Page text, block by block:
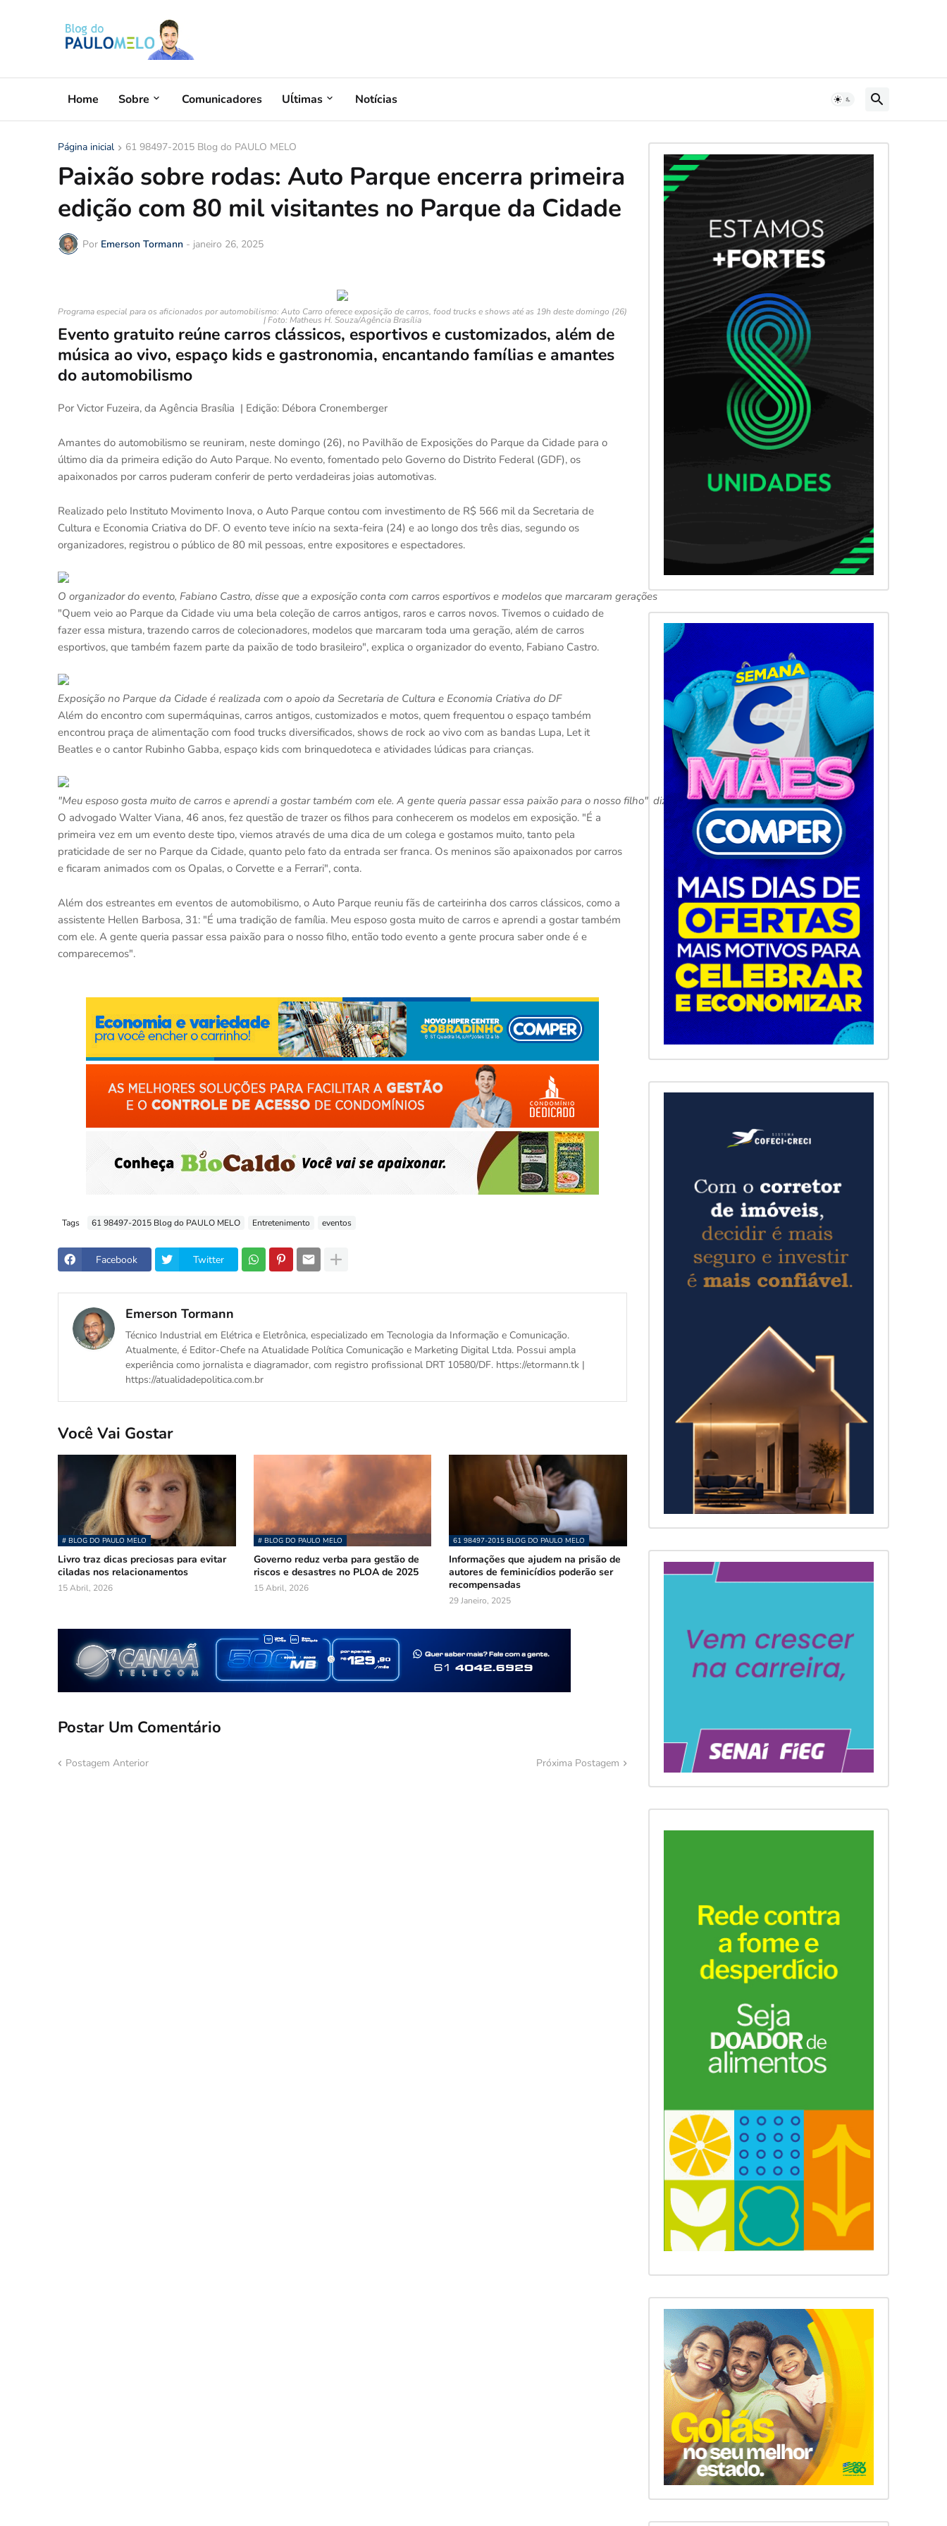
Home Sobre Comunicadores Uĺtimas Notícias
Página inicial 61 98497-2015 Blog do PAULO MELO
Paixão sobre rodas: Auto Parque encerra primeira
edição com 80 mil visitantes no Parque da Cidade
Por Emerson Tormann - janeiro 26, 2025
Programa especial para os aficionados por automobilismo: Auto Carro oferece exposição de carros, food trucks e shows até as 19h deste domingo (26)
| Foto: Matheus H. Souza/Agência Brasília
Evento gratuito reúne carros clássicos, esportivos e customizados, além de
música ao vivo, espaço kids e gastronomia, encantando famílias e amantes
do automobilismo
Por Victor Fuzeira, da Agência Brasília | Edição: Débora Cronemberger
Amantes do automobilismo se reuniram, neste domingo (26), no Pavilhão de Exposições do Parque da Cidade para o
último dia da primeira edição do Auto Parque. No evento, fomentado pelo Governo do Distrito Federal (GDF), os
apaixonados por carros puderam conferir de perto verdadeiras joias automotivas.
Realizado pelo Instituto Movimento Inova, o Auto Parque contou com investimento de R$ 566 mil da Secretaria de
Cultura e Economia Criativa do DF. O evento teve início na sexta-feira (24) e ao longo dos três dias, segundo os
organizadores, registrou o público de 80 mil pessoas, entre expositores e espectadores.
O organizador do evento, Fabiano Castro, disse que a exposição conta com carros esportivos e modelos que marcaram gerações
"Quem veio ao Parque da Cidade viu uma bela coleção de carros antigos, raros e carros novos. Tivemos o cuidado de
fazer essa mistura, trazendo carros de colecionadores, modelos que marcaram toda uma geração, além de carros
esportivos, que também fazem parte da paixão de todo brasileiro", explica o organizador do evento, Fabiano Castro.
Exposição no Parque da Cidade é realizada com o apoio da Secretaria de Cultura e Economia Criativa do DF
Além do encontro com supermáquinas, carros antigos, customizados e motos, quem frequentou o espaço também
encontrou praça de alimentação com food trucks diversificados, shows de rock ao vivo com as bandas Lupa, Let it
Beatles e o cantor Rubinho Gabba, espaço kids com brinquedoteca e atividades lúdicas para crianças.
"Meu esposo gosta muito de carros e aprendi a gostar também com ele. A gente queria passar essa paixão para o nosso filho", diz Hellen Barbosa
O advogado Walter Viana, 46 anos, fez questão de trazer os filhos para conhecerem os modelos em exposição. "É a
primeira vez em um evento deste tipo, viemos através de uma dica de um colega e gostamos muito, tanto pela
praticidade de ser no Parque da Cidade, quanto pelo fato da entrada ser franca. Os meninos são apaixonados por carros
e ficaram animados com os Opalas, o Corvette e a Ferrari", conta.
Além dos estreantes em eventos de automobilismo, o Auto Parque reuniu fãs de carteirinha dos carros clássicos, como a
assistente Hellen Barbosa, 31: "É uma tradição de família. Meu esposo gosta muito de carros e aprendi a gostar também
com ele. A gente queria passar essa paixão para o nosso filho, então todo evento a gente procura saber onde é e
comparecemos".
Tags 61 98497-2015 Blog do PAULO MELO Entretenimento eventos
Facebook Twitter
Emerson Tormann
Técnico Industrial em Elétrica e Eletrônica, especializado em Tecnologia da Informação e Comunicação.
Atualmente, é Editor-Chefe na Atualidade Política Comunicação e Marketing Digital Ltda. Possui ampla
experiência como jornalista e diagramador, com registro profissional DRT 10580/DF. https://etormann.tk |
https://atualidadepolitica.com.br
Você Vai Gostar
# BLOG DO PAULO MELO
Livro traz dicas preciosas para evitar
ciladas nos relacionamentos
15 Abril, 2026
# BLOG DO PAULO MELO
Governo reduz verba para gestão de
riscos e desastres no PLOA de 2025
15 Abril, 2026
61 98497-2015 BLOG DO PAULO MELO
Informações que ajudem na prisão de
autores de feminicídios poderão ser
recompensadas
29 Janeiro, 2025
Postar Um Comentário
Postagem Anterior Próxima Postagem